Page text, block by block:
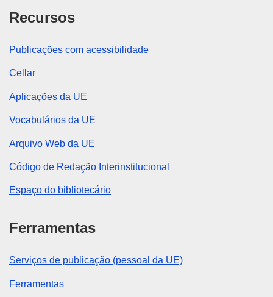
Recursos
Publicações com acessibilidade
Cellar
Aplicações da UE
Vocabulários da UE
Arquivo Web da UE
Código de Redação Interinstitucional
Espaço do bibliotecário
Ferramentas
Serviços de publicação (pessoal da UE)
Ferramentas